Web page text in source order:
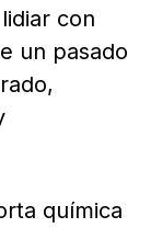
con
un pasado
química